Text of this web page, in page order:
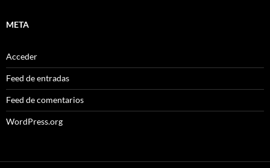
META
Acceder
Feed de entradas
Feed de comentarios
WordPress.org